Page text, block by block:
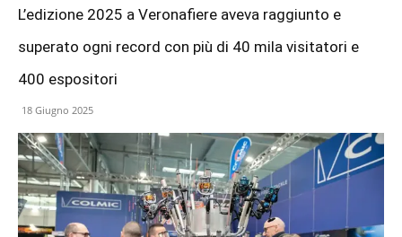
L’edizione 2025 a Veronafiere aveva raggiunto e
superato ogni record con più di 40 mila visitatori e
400 espositori
18 Giugno 2025